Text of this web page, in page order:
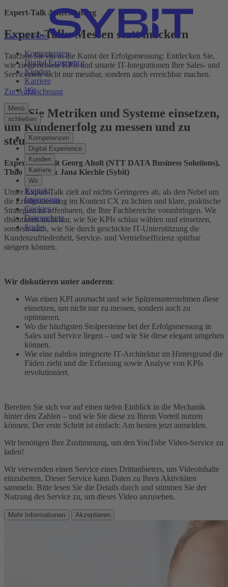
Zur Startseite
Kompetenzen
Digital Experience
Kunden
Karriere
Wir
Menü
schließen
Kompetenzen
Digital Experience
Kunden
Karriere
Wir
Kontakt
Impressum
Cookies
Datenschutz
Suche
Expert-Talk Aufzeichnung
Expert-Talk: Messen statt meckern
Tauchen Sie ein in die Kunst der Erfolgsmessung: Entdecken Sie,
wie zielgerichtete KPIs und smarte IT-Integrationen Ihre Sales- und
Serviceziele nicht nur messbar, sondern auch erreichbar machen.
Zur Aufzeichnung
Wie Sie Metriken und Systeme einsetzen,
um Kundenerfolg zu messen und zu
steuern
Expert-Talk mit Georg Aholt (NTT DATA Business Solutions),
Thilo Kerner & Jana Kiechle (Sybit)
Unser Expert-Talk zielt auf nichts Geringeres ab, als den Nebel um
die Erfolgsmessung im Kontext CX zu lichten und klare, praktische
Strategien zu offenbaren, die Ihre Fachbereiche voranbringen. Wir
diskutieren nicht nur, wie Sie KPIs schlau wählen und einsetzen,
sondern auch, wie Sie durch geschickte IT-Unterstützung die
Kundenzufriedenheit, Service- und Vertriebseffizienz spürbar
steigern können.
Wir diskutieren unter anderem:
Was einen KPI ausmacht und wie Spitzenunternehmen diese
einsetzen, um nicht nur zu messen, sondern auch zu
optimieren.
Wo die häufigsten Stolpersteine bei der Erfolgsmessung in
Sales und Service liegen – und wie Sie diese elegant umgehen
können.
Wie eine nahtlos integrierte IT-Architektur im Hintergrund die
Fäden zieht und die Erfassung sowie Analyse von KPIs
revolutioniert.
Bereiten Sie sich vor auf einen tiefen Einblick in die Mechanik
hinter den Zahlen – und wie Sie diese zu Ihrem Vorteil nutzen
können. Der erste Schritt ist einfach: Am besten jetzt anmelden.
Wir benötigen Ihre Zustimmung, um den YouTube Video-Service zu
laden!
Wir verwenden einen Service eines Drittanbieters, um Videoinhalte
einzubetten. Dieser Service kann Daten zu Ihren Aktivitäten
sammeln. Bitte lesen Sie die Details durch und stimmen Sie der
Nutzung des Service zu, um dieses Video anzusehen.
Mehr Informationen Akzeptieren